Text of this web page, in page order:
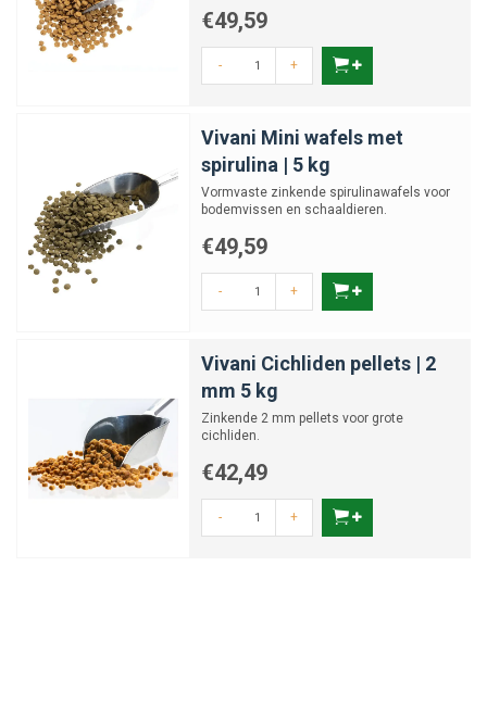
€49,59
- +
Vivani Mini wafels met
spirulina | 5 kg
Vormvaste zinkende spirulinawafels voor
bodemvissen en schaaldieren.
€49,59
- +
Vivani Cichliden pellets | 2
mm 5 kg
Zinkende 2 mm pellets voor grote
cichliden.
€42,49
- +